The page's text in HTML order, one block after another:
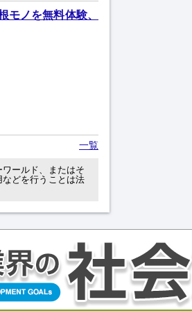
ノを無料体験、
一覧
ールド、またはそ
どを行うことは法